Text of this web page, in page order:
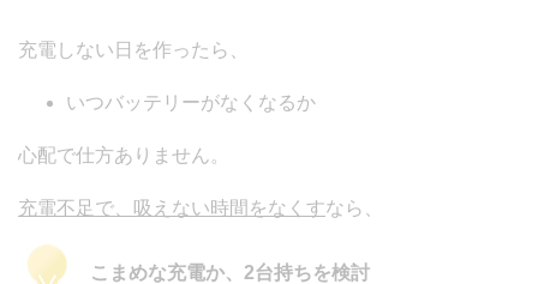
充電しない日を作ったら、
いつバッテリーがなくなるか
心配で仕方ありません。
充電不足で、吸えない時間をなくすなら、
こまめな充電か、2台持ちを検討